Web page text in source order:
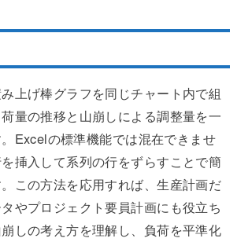
上げ棒グラフを同じチャート内で組
量の推移と山崩しによる調整量を一
Excelの標準機能では混在できませ
挿入して系列の行をずらすことで簡
この方法を応用すれば、生産計画だ
やプロジェクト要員計画にも役立ち
しの考え方を理解し、負荷を平準化